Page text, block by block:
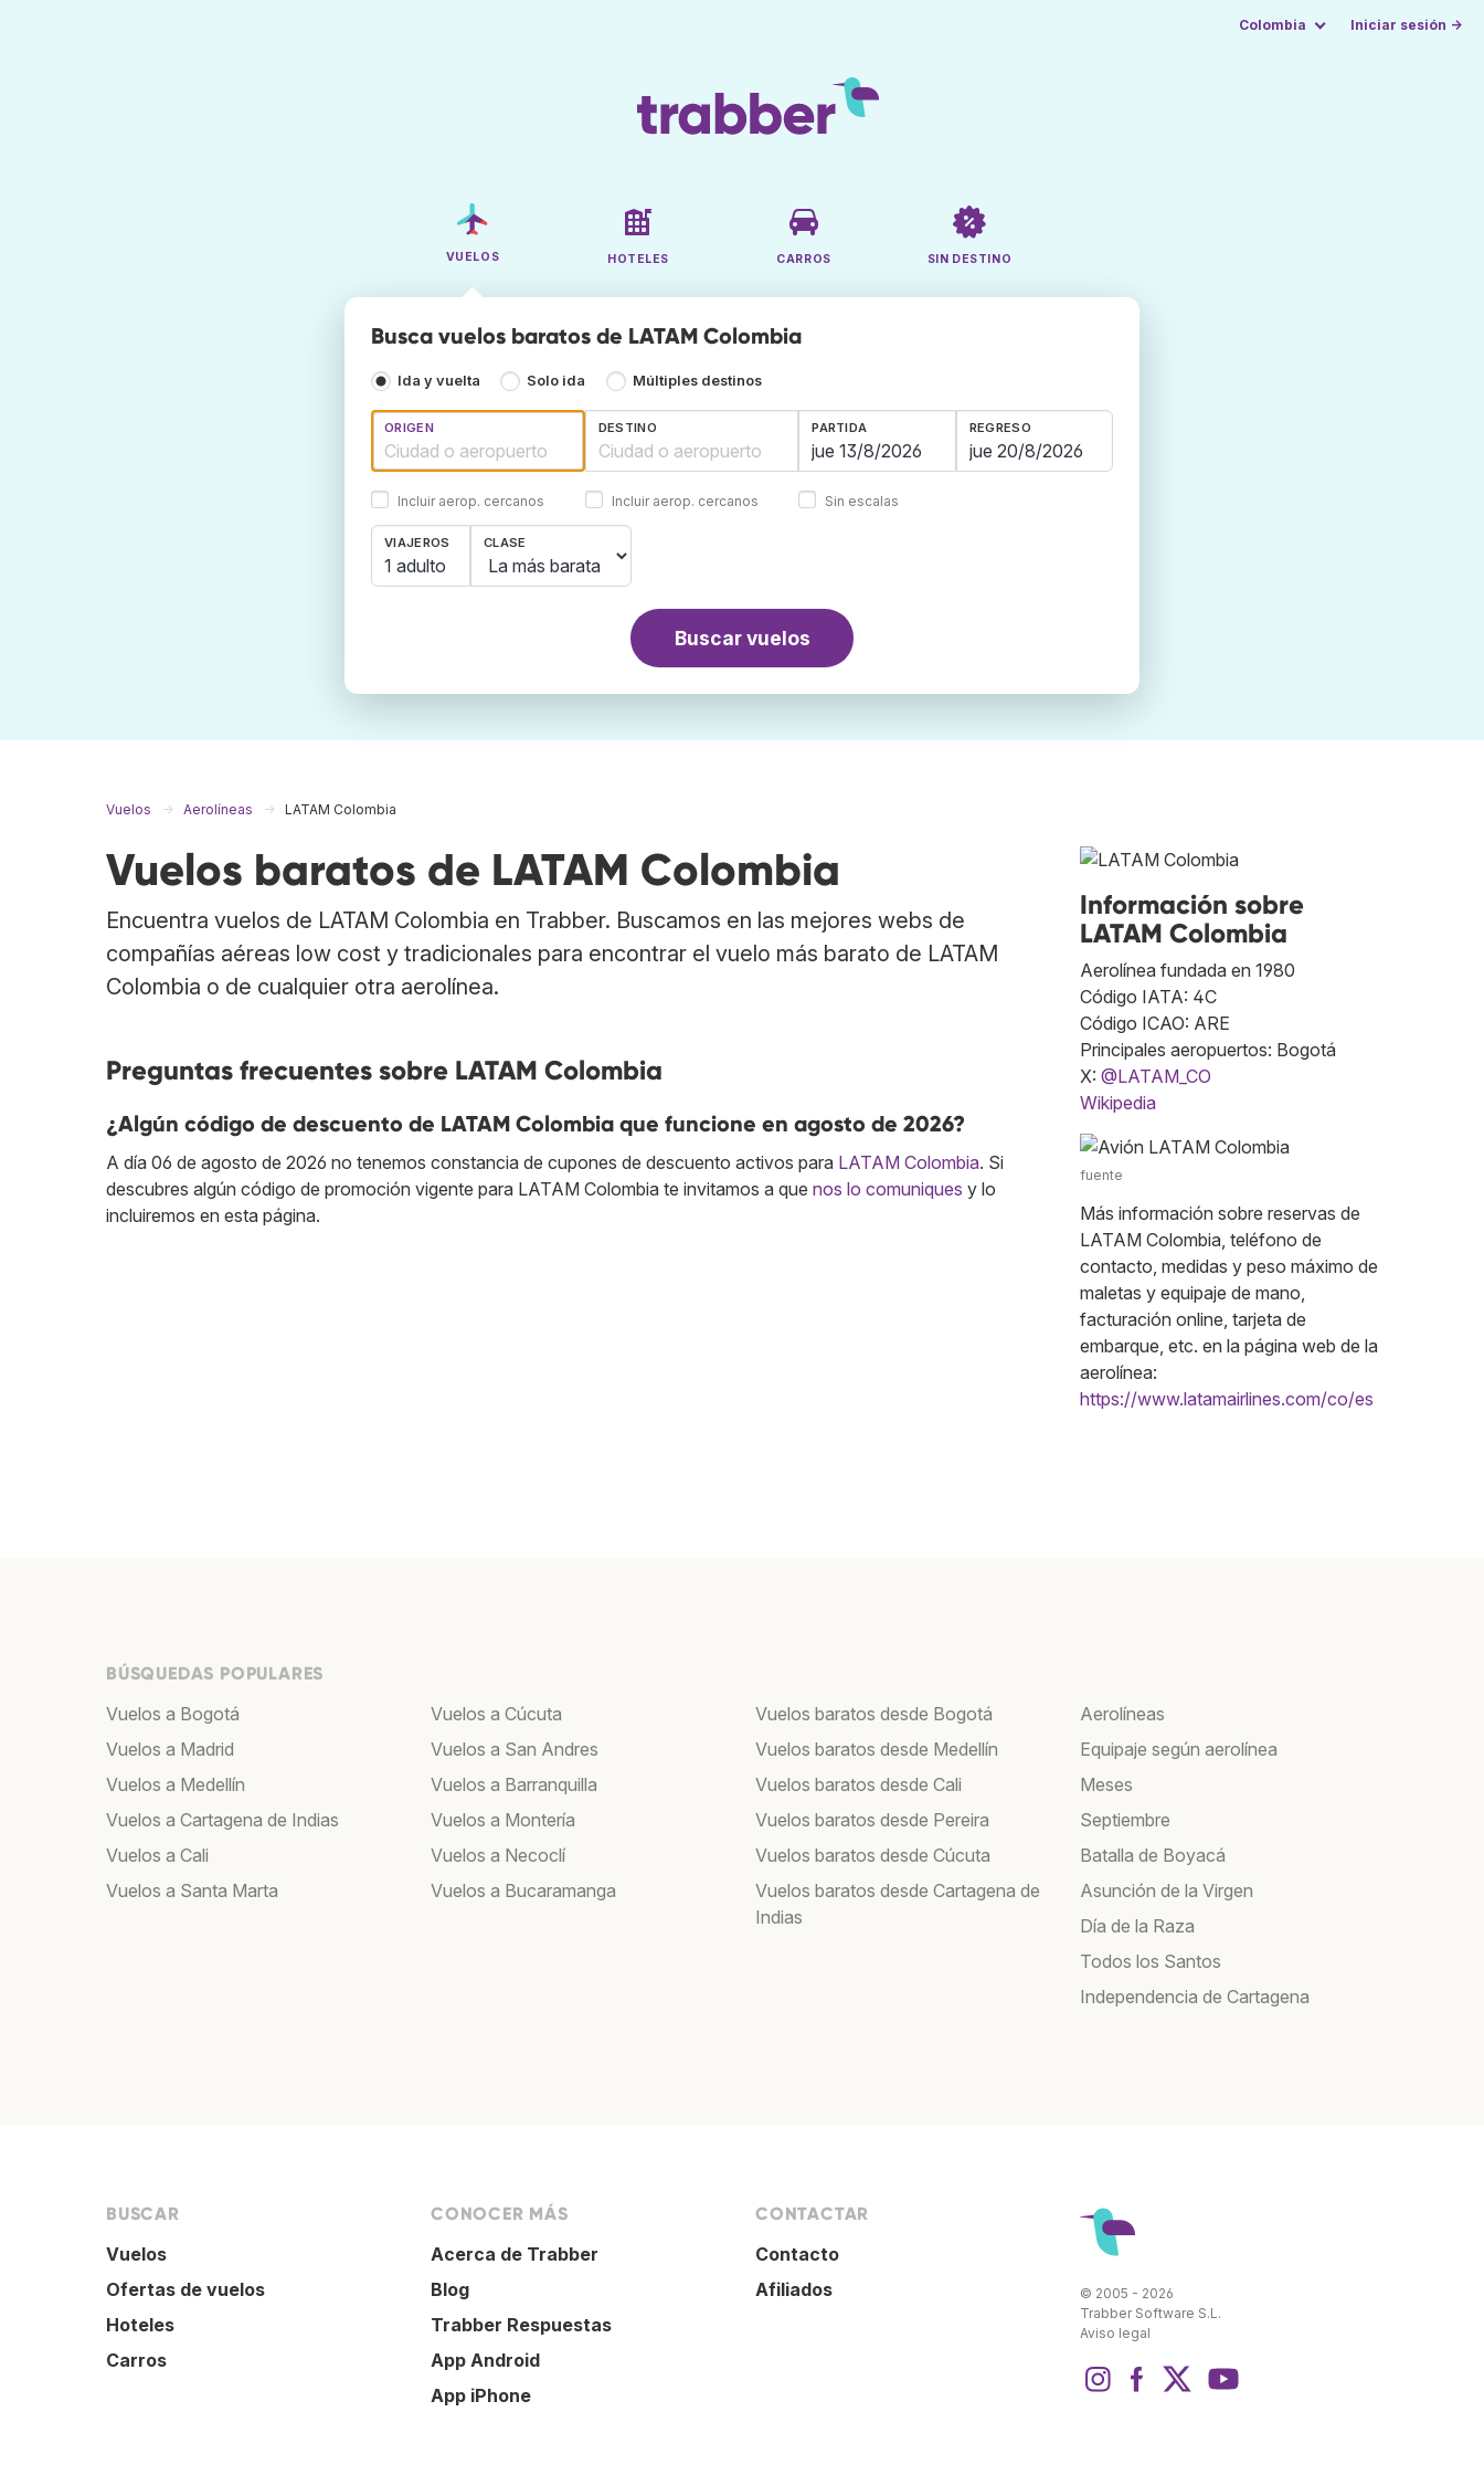
Colombia Iniciar sesión →
VUELOS HOTELES CARROS SIN DESTINO
Busca vuelos baratos de LATAM Colombia
Ida y vuelta Solo ida Múltiples destinos
ORIGEN
Incluir aerop. cercanos
DESTINO
Incluir aerop. cercanos
PARTIDA REGRESO
Sin escalas
VIAJEROS
1 adulto
CLASE
Buscar vuelos
Vuelos Aerolíneas LATAM Colombia
Vuelos baratos de LATAM Colombia
Encuentra vuelos de LATAM Colombia en Trabber. Buscamos en las mejores webs de
compañías aéreas low cost y tradicionales para encontrar el vuelo más barato de LATAM
Colombia o de cualquier otra aerolínea.
Preguntas frecuentes sobre LATAM Colombia
¿Algún código de descuento de LATAM Colombia que funcione en agosto de 2026?
A día 06 de agosto de 2026 no tenemos constancia de cupones de descuento activos para LATAM Colombia. Si
descubres algún código de promoción vigente para LATAM Colombia te invitamos a que nos lo comuniques y lo
incluiremos en esta página.
Información sobre
LATAM Colombia
Aerolínea fundada en 1980
Código IATA: 4C
Código ICAO: ARE
Principales aeropuertos: Bogotá
X: @LATAM_CO
Wikipedia
fuente
Más información sobre reservas de
LATAM Colombia, teléfono de
contacto, medidas y peso máximo de
maletas y equipaje de mano,
facturación online, tarjeta de
embarque, etc. en la página web de la
aerolínea:
https://www.latamairlines.com/co/es
BÚSQUEDAS POPULARES
Vuelos a Bogotá
Vuelos a Madrid
Vuelos a Medellín
Vuelos a Cartagena de Indias
Vuelos a Cali
Vuelos a Santa Marta
Vuelos a Cúcuta
Vuelos a San Andres
Vuelos a Barranquilla
Vuelos a Montería
Vuelos a Necoclí
Vuelos a Bucaramanga
Vuelos baratos desde Bogotá
Vuelos baratos desde Medellín
Vuelos baratos desde Cali
Vuelos baratos desde Pereira
Vuelos baratos desde Cúcuta
Vuelos baratos desde Cartagena de
Indias
Aerolíneas
Equipaje según aerolínea
Meses
Septiembre
Batalla de Boyacá
Asunción de la Virgen
Día de la Raza
Todos los Santos
Independencia de Cartagena
BUSCAR
Vuelos
Ofertas de vuelos
Hoteles
Carros
CONOCER MÁS
Acerca de Trabber
Blog
Trabber Respuestas
App Android
App iPhone
CONTACTAR
Contacto
Afiliados
© 2005 - 2026
Trabber Software S.L.
Aviso legal